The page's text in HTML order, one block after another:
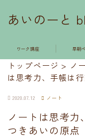
あいのーと
ワーク講座 早朝
トップページ > ノ
は思考力、手帳は
2020.07.12 ノート
ノートは思考力
つきあいの原点